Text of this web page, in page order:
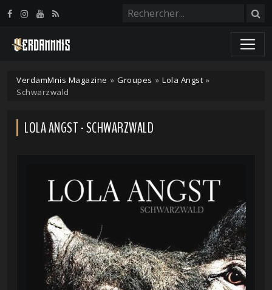
VerdamMnis Magazine » Groupes » Lola Angst »
Schwarzwald
LOLA ANGST - SCHWARZWALD
Panneau de gestion des cookies